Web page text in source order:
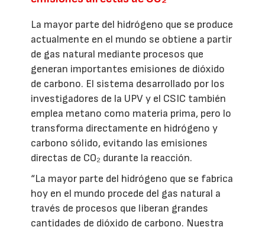
La mayor parte del hidrógeno que se produce
actualmente en el mundo se obtiene a partir
de gas natural mediante procesos que
generan importantes emisiones de dióxido
de carbono. El sistema desarrollado por los
investigadores de la UPV y el CSIC también
emplea metano como materia prima, pero lo
transforma directamente en hidrógeno y
carbono sólido, evitando las emisiones
directas de CO₂ durante la reacción.
“La mayor parte del hidrógeno que se fabrica
hoy en el mundo procede del gas natural a
través de procesos que liberan grandes
cantidades de dióxido de carbono. Nuestra